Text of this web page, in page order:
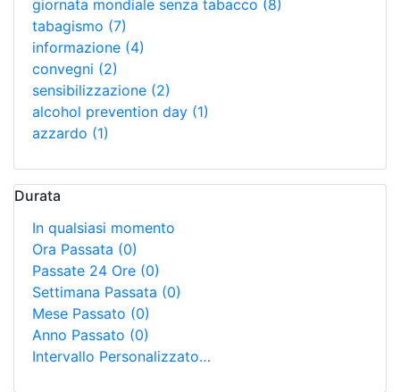
giornata mondiale senza tabacco (8)
tabagismo (7)
informazione (4)
convegni (2)
sensibilizzazione (2)
alcohol prevention day (1)
azzardo (1)
Durata
In qualsiasi momento
Ora Passata (0)
Passate 24 Ore (0)
Settimana Passata (0)
Mese Passato (0)
Anno Passato (0)
Intervallo Personalizzato…